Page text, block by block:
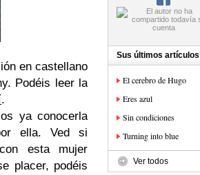
en castellano
Podéis leer la
.
ya conocerla
ella. Ved si
esta mujer
placer, podéis
Sus últimos artículos
El cerebro de Hugo
Eres azul
Sin condiciones
Turning into blue
Ver todos